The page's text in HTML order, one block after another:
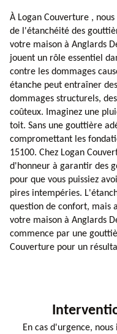
À Logan Couverture ,
de l'étanchéité des
votre maison à Anglards
jouent un rôle essentiel
contre les dommages
étanche peut entraîner
dommages structurels,
coûteux. Imaginez une
toit. Sans une gouttière
compromettant les
15100. Chez Logan
d'honneur à garantir des
pour que vous puissiez
pires intempéries.
question de confort, mais
votre maison à Anglards
commence par une
Couverture pour un
En cas d'urgence,